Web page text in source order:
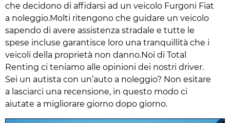
che decidono di affidarsi ad un veicolo Furgoni Fiat
a noleggio.Molti ritengono che guidare un veicolo
sapendo di avere assistenza stradale e tutte le
spese incluse garantisce loro una tranquillità che i
veicoli della proprietà non danno.Noi di Total
Renting ci teniamo alle opinioni dei nostri driver.
Sei un autista con un’auto a noleggio? Non esitare
a lasciarci una recensione, in questo modo ci
aiutate a migliorare giorno dopo giorno.